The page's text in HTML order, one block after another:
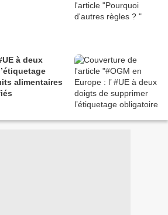
à deux
alimentaires